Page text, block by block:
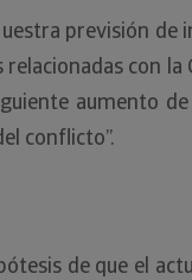
previsión
con
aumento
conflicto”.
de que el